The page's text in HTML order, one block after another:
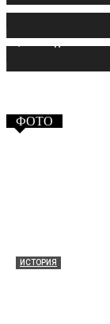
ФОТО
ИСТОРИЯ